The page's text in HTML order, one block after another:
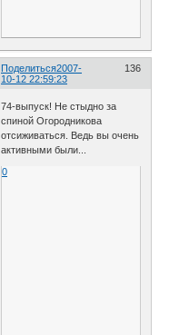
Поделиться 136
2007-
10-12 22:59:23
74-выпуск! Не стыдно за
спиной Огородникова
отсиживаться. Ведь вы очень
активными были...
0